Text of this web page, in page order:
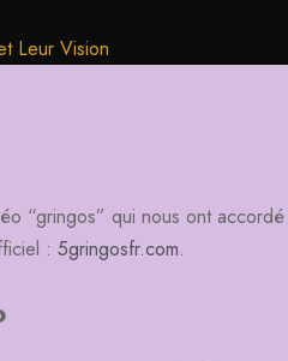
Leur Vision
“gringos” qui nous ont
: 5gringosfr.com.